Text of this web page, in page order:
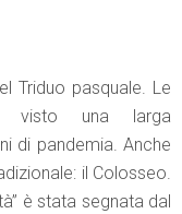
Triduo pasquale. Le
visto una larga
di pandemia. Anche
il Colosseo.
è stata segnata dal